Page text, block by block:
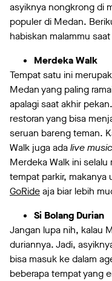
asyiknya nongkrong di
populer di Medan.
habiskan malammu
Merdeka Walk
Tempat satu ini
Medan yang paling
apalagi saat akhir
restoran yang bisa
seruan bareng teman.
Walk juga adalive music
Merdeka Walk ini
tempat parkir, makanya
GoRideaja biar lebih
Si Bolang Durian
Jangan lupa nih, kalau
duriannya. Jadi,
bisa masuk ke dalam
beberapa tempat yang